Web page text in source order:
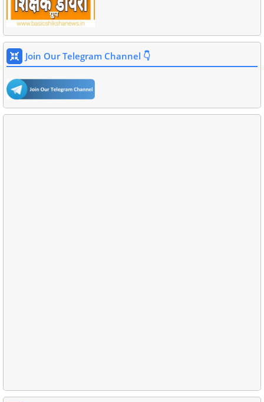
Join Our Telegram Channel 👇